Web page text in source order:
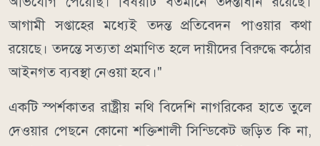
আগামী সপ্তাহের মধ্যেই তদন্ত প্রতিবেদন পাওয়ার কথা
রয়েছে। তদন্তে সত্যতা প্রমাণিত হলে দায়ীদের বিরুদ্ধে কঠোর
আইনগত ব্যবস্থা নেওয়া হবে।"
একটি স্পর্শকাতর রাষ্ট্রীয় নথি বিদেশি নাগরিকের হাতে তুলে
দেওয়ার পেছনে কোনো শক্তিশালী সিন্ডিকেট জড়িত কি না,